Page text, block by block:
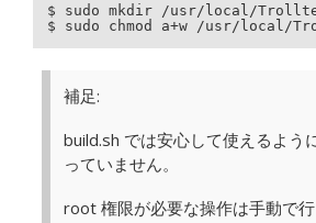
$ sudo mkdir /usr/local/
$ sudo chmod a+w /usr/local/
補足:
build.sh では安心して使えるよう
っていません。
root 権限が必要な操作は手動で